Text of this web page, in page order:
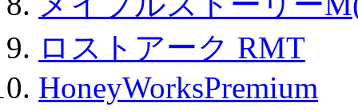
ロストアーク RMT
HoneyWorksPremium